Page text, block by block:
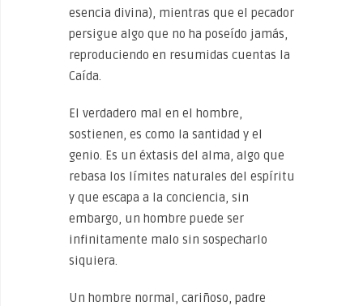
esencia divina), mientras que el pecador
persigue algo que no ha poseído jamás,
reproduciendo en resumidas cuentas la
Caída.
El verdadero mal en el hombre,
sostienen, es como la santidad y el
genio. Es un éxtasis del alma, algo que
rebasa los límites naturales del espíritu
y que escapa a la conciencia, sin
embargo, un hombre puede ser
infinitamente malo sin sospecharlo
siquiera.
Un hombre normal, cariñoso, padre